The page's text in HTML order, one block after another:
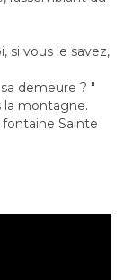
si vous le savez,
demeure ? "
la montagne.
Sainte